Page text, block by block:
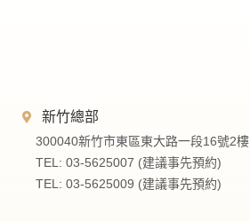
新竹總部
300040新竹市東區東大路一段16號2樓
TEL: 03-5625007 (建議事先預約)
TEL: 03-5625009 (建議事先預約)